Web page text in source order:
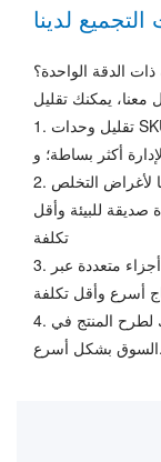
لدينا
ذات الدقة الواحدة؟
1. تقليل وحدات SKU التي تدخل منشأتك لأغراض المخزون، مما
أكثر بساطة؛ و
2. انخفاض مواد التعبئة والتغليف التي يتم إدخالها لأغراض التخلص
للبيئة وأقل
تكلفة
3. تقليل الوقت والتكاليف المتعلقة بتفريغ ونقل أجزاء متعددة عبر
أسرع وأقل تكلفة
4. تسريع عملية التجميع على خط الإنتاج الخاص بك لطرح المنتج في
السوق بشكل أسرع.